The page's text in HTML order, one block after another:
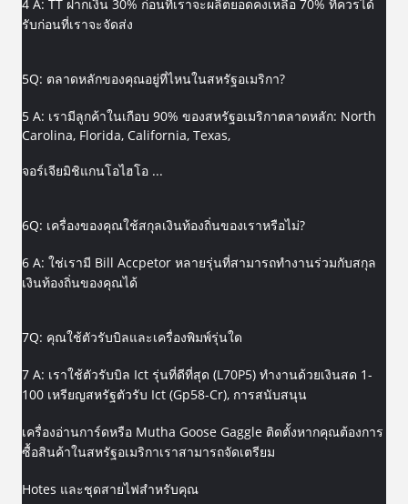
4 A: TT ฝากเงิน 30% ก่อนที่เราจะผลิตยอดคงเหลือ 70% ที่ควรได้
รับก่อนที่เราจะจัดส่ง
5Q: ตลาดหลักของคุณอยู่ที่ไหนในสหรัฐอเมริกา?
5 A: เรามีลูกค้าในเกือบ 90% ของสหรัฐอเมริกาตลาดหลัก: North
Carolina, Florida, California, Texas,
จอร์เจียมิชิแกนโอไฮโอ ...
6Q: เครื่องของคุณใช้สกุลเงินท้องถิ่นของเราหรือไม่?
6 A: ใช่เรามี Bill Accpetor หลายรุ่นที่สามารถทำงานร่วมกับสกุล
เงินท้องถิ่นของคุณได้
7Q: คุณใช้ตัวรับบิลและเครื่องพิมพ์รุ่นใด
7 A: เราใช้ตัวรับบิล Ict รุ่นที่ดีที่สุด (L70P5) ทำงานด้วยเงินสด 1-
100 เหรียญสหรัฐตัวรับ Ict (Gp58-Cr), การสนับสนุน
เครื่องอ่านการ์ดหรือ Mutha Goose Gaggle ติดตั้งหากคุณต้องการ
ซื้อสินค้าในสหรัฐอเมริกาเราสามารถจัดเตรียม
Hotes และชุดสายไฟสำหรับคุณ